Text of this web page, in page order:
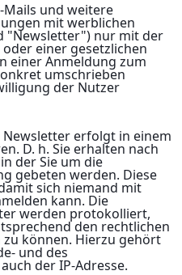
Mails und weitere
mit werblichen
"Newsletter") nur mit der
einer gesetzlichen
einer Anmeldung zum
umschrieben
der Nutzer
erfolgt in einem
D. h. Sie erhalten nach
der Sie um die
gebeten werden. Diese
sich niemand mit
kann. Die
werden protokolliert,
den rechtlichen
können. Hierzu gehört
und des
der IP-Adresse.